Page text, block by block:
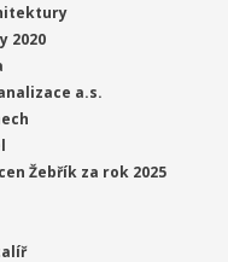
2020
a.s.
Žebřík za rok 2025